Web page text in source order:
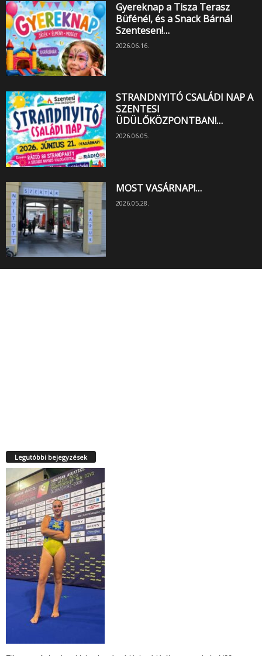
Gyereknap a Tisza Terasz
Büfénél, és a Snack Bárnál
Szentesen!…
2026.06.16.
STRANDNYITÓ CSALÁDI NAP A
SZENTESI
ÜDÜLŐKÖZPONTBAN!…
2026.06.05.
MOST VASÁRNAP!…
2026.05.28.
Legutóbbi bejegyzések